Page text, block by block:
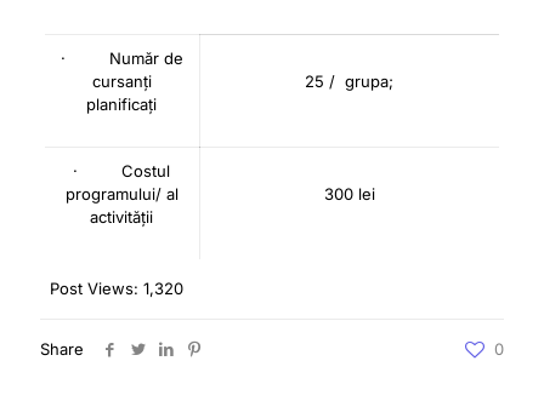
· Număr de
cursanți
planificați
25 / grupa;
· Costul
programului/ al
activității
300 lei
Post Views: 1,320
Share 0